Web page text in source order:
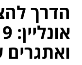
הדרך